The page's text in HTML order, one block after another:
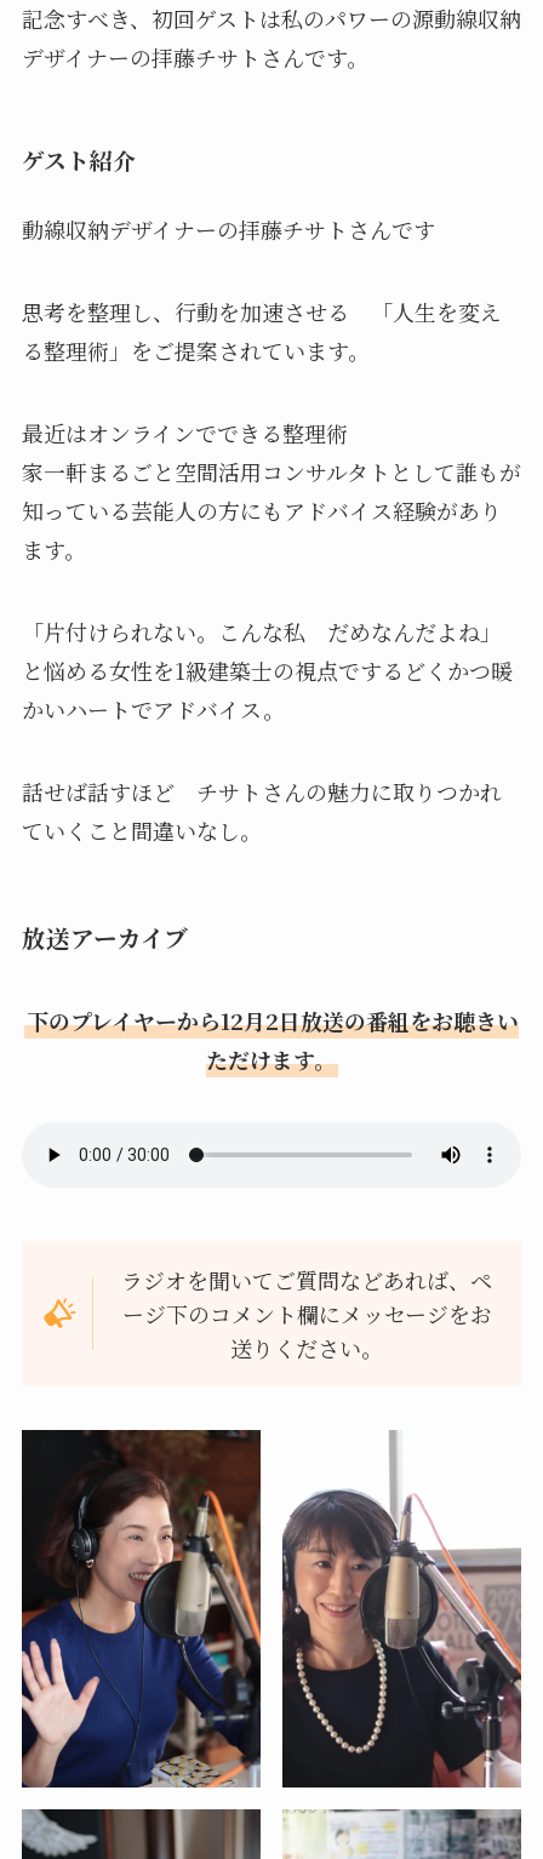
記念すべき、初回ゲストは私のパワーの源動線収納
デザイナーの拝藤チサトさんです。
ゲスト紹介
動線収納デザイナーの拝藤チサトさんです
思考を整理し、行動を加速させる 「人生を変え
る整理術」をご提案されています。
最近はオンラインでできる整理術
家一軒まるごと空間活用コンサルタトとして誰もが
知っている芸能人の方にもアドバイス経験があり
ます。
「片付けられない。こんな私 だめなんだよね」
と悩める女性を1級建築士の視点でするどくかつ暖
かいハートでアドバイス。
話せば話すほど チサトさんの魅力に取りつかれ
ていくこと間違いなし。
放送アーカイブ
下のプレイヤーから12月2日放送の番組をお聴きい
ただけます。
ラジオを聞いてご質問などあれば、ペ
ージ下のコメント欄にメッセージをお
送りください。